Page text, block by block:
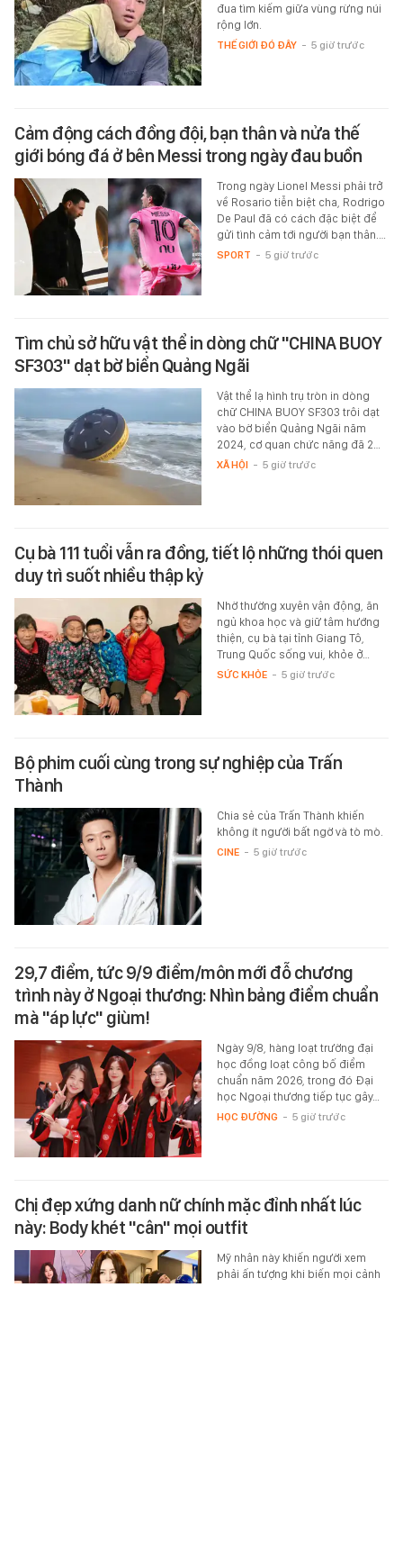
đua tìm kiếm giữa vùng rừng núi
rộng lớn.
THẾ GIỚI ĐÓ ĐÂY - 5 giờ trước
Cảm động cách đồng đội, bạn thân và nửa thế
giới bóng đá ở bên Messi trong ngày đau buồn
Trong ngày Lionel Messi phải trở
về Rosario tiễn biệt cha, Rodrigo
De Paul đã có cách đặc biệt để
gửi tình cảm tới người bạn thân.…
SPORT - 5 giờ trước
Tìm chủ sở hữu vật thể in dòng chữ "CHINA BUOY
SF303" dạt bờ biển Quảng Ngãi
Vật thể lạ hình trụ tròn in dòng
chữ CHINA BUOY SF303 trôi dạt
vào bờ biển Quảng Ngãi năm
2024, cơ quan chức năng đã 2…
XÃ HỘI - 5 giờ trước
Cụ bà 111 tuổi vẫn ra đồng, tiết lộ những thói quen
duy trì suốt nhiều thập kỷ
Nhờ thường xuyên vận động, ăn
ngủ khoa học và giữ tâm hướng
thiện, cụ bà tại tỉnh Giang Tô,
Trung Quốc sống vui, khỏe ở…
SỨC KHỎE - 5 giờ trước
Bộ phim cuối cùng trong sự nghiệp của Trấn
Thành
Chia sẻ của Trấn Thành khiến
không ít người bất ngờ và tò mò.
CINE - 5 giờ trước
29,7 điểm, tức 9/9 điểm/môn mới đỗ chương
trình này ở Ngoại thương: Nhìn bảng điểm chuẩn
mà "áp lực" giùm!
Ngày 9/8, hàng loạt trường đại
học đồng loạt công bố điểm
chuẩn năm 2026, trong đó Đại
học Ngoại thương tiếp tục gây…
HỌC ĐƯỜNG - 5 giờ trước
Chị đẹp xứng danh nữ chính mặc đỉnh nhất lúc
này: Body khét "cân" mọi outfit
Mỹ nhân này khiến người xem
phải ấn tượng khi biến mọi cảnh